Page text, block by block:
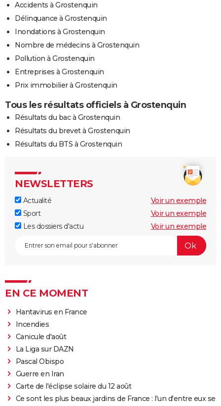
Accidents à Grostenquin
Délinquance à Grostenquin
Inondations à Grostenquin
Nombre de médecins à Grostenquin
Pollution à Grostenquin
Entreprises à Grostenquin
Prix immobilier à Grostenquin
Tous les résultats officiels à Grostenquin
Résultats du bac à Grostenquin
Résultats du brevet à Grostenquin
Résultats du BTS à Grostenquin
NEWSLETTERS
Actualité
Voir un exemple
Sport
Voir un exemple
Les dossiers d'actu
Voir un exemple
EN CE MOMENT
Hantavirus en France
Incendies
Canicule d'août
La Liga sur DAZN
Pascal Obispo
Guerre en Iran
Carte de l'éclipse solaire du 12 août
Ce sont les plus beaux jardins de France : l'un d'entre eux se